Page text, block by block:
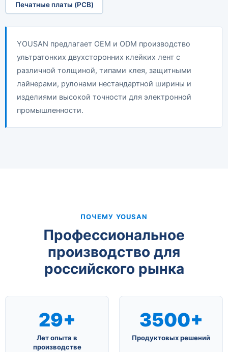
Печатные платы (PCB)
YOUSAN предлагает OEM и ODM производство
ультратонких двухсторонних клейких лент с
различной толщиной, типами клея, защитными
лайнерами, рулонами нестандартной ширины и
изделиями высокой точности для электронной
промышленности.
ПОЧЕМУ YOUSAN
Профессиональное
производство для
российского рынка
29+
Лет опыта в
производстве
3500+
Продуктовых решений